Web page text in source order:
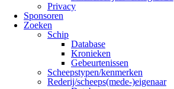
Privacy
Sponsoren
Zoeken
Schip
Database
Kronieken
Gebeurtenissen
Scheepstypen/kenmerken
Rederij/scheeps(mede-)eigenaar